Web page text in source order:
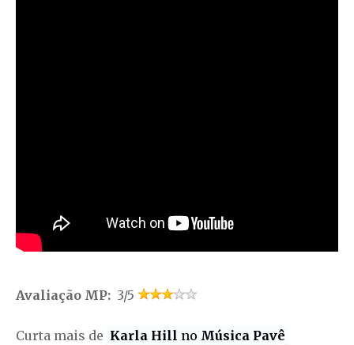
Avaliação MP: 3/5
Curta mais de Karla Hill no Música Pavê